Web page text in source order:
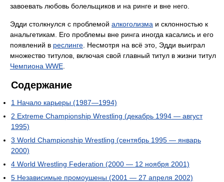
завоевать любовь болельщиков и на ринге и вне него.
Эдди столкнулся с проблемой алкоголизма и склонностью к
анальгетикам. Его проблемы вне ринга иногда касались и его
появлений в реслинге . Несмотря на всё это, Эдди выиграл
множество титулов, включая свой главный титул в жизни титул
Чемпиона WWE
Содержание
1 Начало карьеры (1987—1994)
2 Extreme Championship Wrestling (декабрь 1994 — август
1995)
3 World Championship Wrestling (сентябрь 1995 — январь
2000)
4 World Wrestling Federation (2000 — 12 ноября 2001)
5 Независимые промоушены (2001 — 27 апреля 2002)